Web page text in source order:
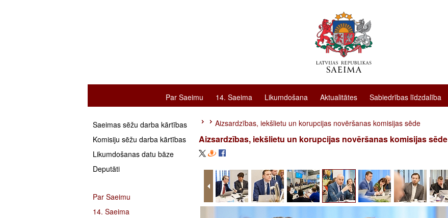
Par Saeimu 14. Saeima Likumdošana Aktualitātes Sabiedrības līdzdalība
Saeimas sēžu darba kārtības
Komisiju sēžu darba kārtības
Likumdošanas datu bāze
Deputāti
Par Saeimu
14. Saeima
Aizsardzības, iekšlietu un korupcijas novēršanas komisijas sēde
Aizsardzības, iekšlietu un korupcijas novēršanas komisijas sēde